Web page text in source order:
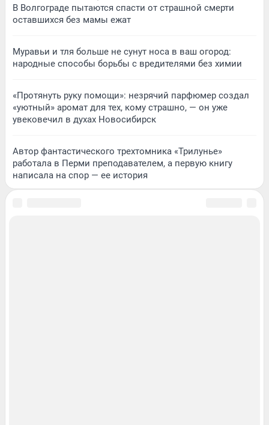
В Волгограде пытаются спасти от страшной смерти
оставшихся без мамы ежат
Муравьи и тля больше не сунут носа в ваш огород:
народные способы борьбы с вредителями без химии
«Протянуть руку помощи»: незрячий парфюмер создал
«уютный» аромат для тех, кому страшно, — он уже
увековечил в духах Новосибирск
Автор фантастического трехтомника «Трилунье»
работала в Перми преподавателем, а первую книгу
написала на спор — ее история